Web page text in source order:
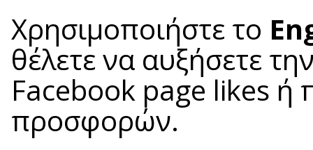
Χρησιμοποιήστε το
θέλετε να αυξήσετε
Facebook page likes
προσφορών.